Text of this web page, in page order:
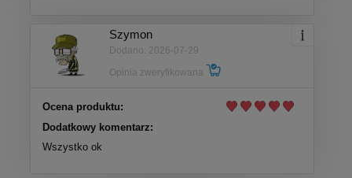
Szymon
Dodano: 2026-07-29
Opinia zweryfikowana
Ocena produktu:
Dodatkowy komentarz:
Wszystko ok